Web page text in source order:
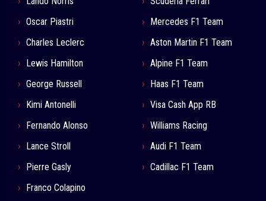
Oscar Piastri
Charles Leclerc
Lewis Hamilton
George Russell
Kimi Antonelli
Fernando Alonso
Lance Stroll
Pierre Gasly
Franco Colapino
Mercedes F1 Team
Aston Martin F1 Team
Alpine F1 Team
Haas F1 Team
Visa Cash App RB
Williams Racing
Audi F1 Team
Cadillac F1 Team